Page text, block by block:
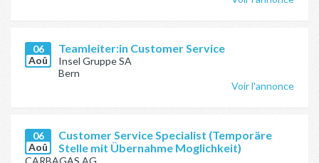
06
Aoû
Teamleiter:in Customer Service
Insel Gruppe SA
Bern
Voir l'annonce
06
Aoû
Customer Service Specialist (Temporäre
Stelle mit Übernahme Moglichkeit)
CARBAGAS AG